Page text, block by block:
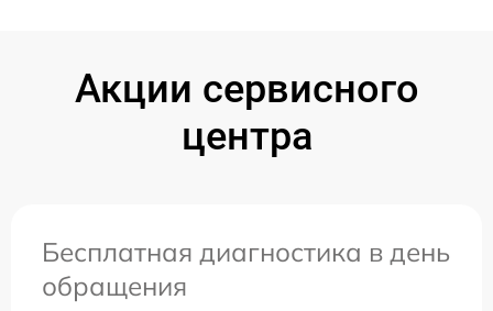
Акции сервисного
центра
Бесплатная диагностика в день
обращения